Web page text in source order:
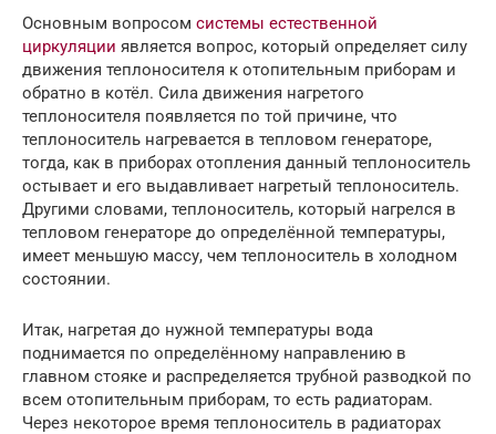
Основным вопросом системы естественной
циркуляции является вопрос, который определяет силу
движения теплоносителя к отопительным приборам и
обратно в котёл. Сила движения нагретого
теплоносителя появляется по той причине, что
теплоноситель нагревается в тепловом генераторе,
тогда, как в приборах отопления данный теплоноситель
остывает и его выдавливает нагретый теплоноситель.
Другими словами, теплоноситель, который нагрелся в
тепловом генераторе до определённой температуры,
имеет меньшую массу, чем теплоноситель в холодном
состоянии.
Итак, нагретая до нужной температуры вода
поднимается по определённому направлению в
главном стояке и распределяется трубной разводкой по
всем отопительным приборам, то есть радиаторам.
Через некоторое время теплоноситель в радиаторах